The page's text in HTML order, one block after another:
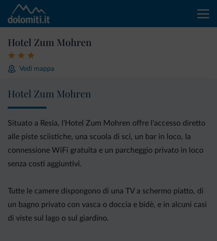
Hotel Zum Mohren
Vedi mappa
Hotel Zum Mohren
Situato a Resia, l'Hotel Zum Mohren offre l'accesso diretto
alle piste sciistiche, una scuola di sci, un bar in loco, la
connessione WiFi gratuita e un parcheggio privato in loco
senza costi aggiuntivi.
Tutte le camere dispongono di una TV a schermo piatto, di
un bagno privato con vasca o doccia e bidè, e in alcuni casi
di viste sul lago o sul giardino.